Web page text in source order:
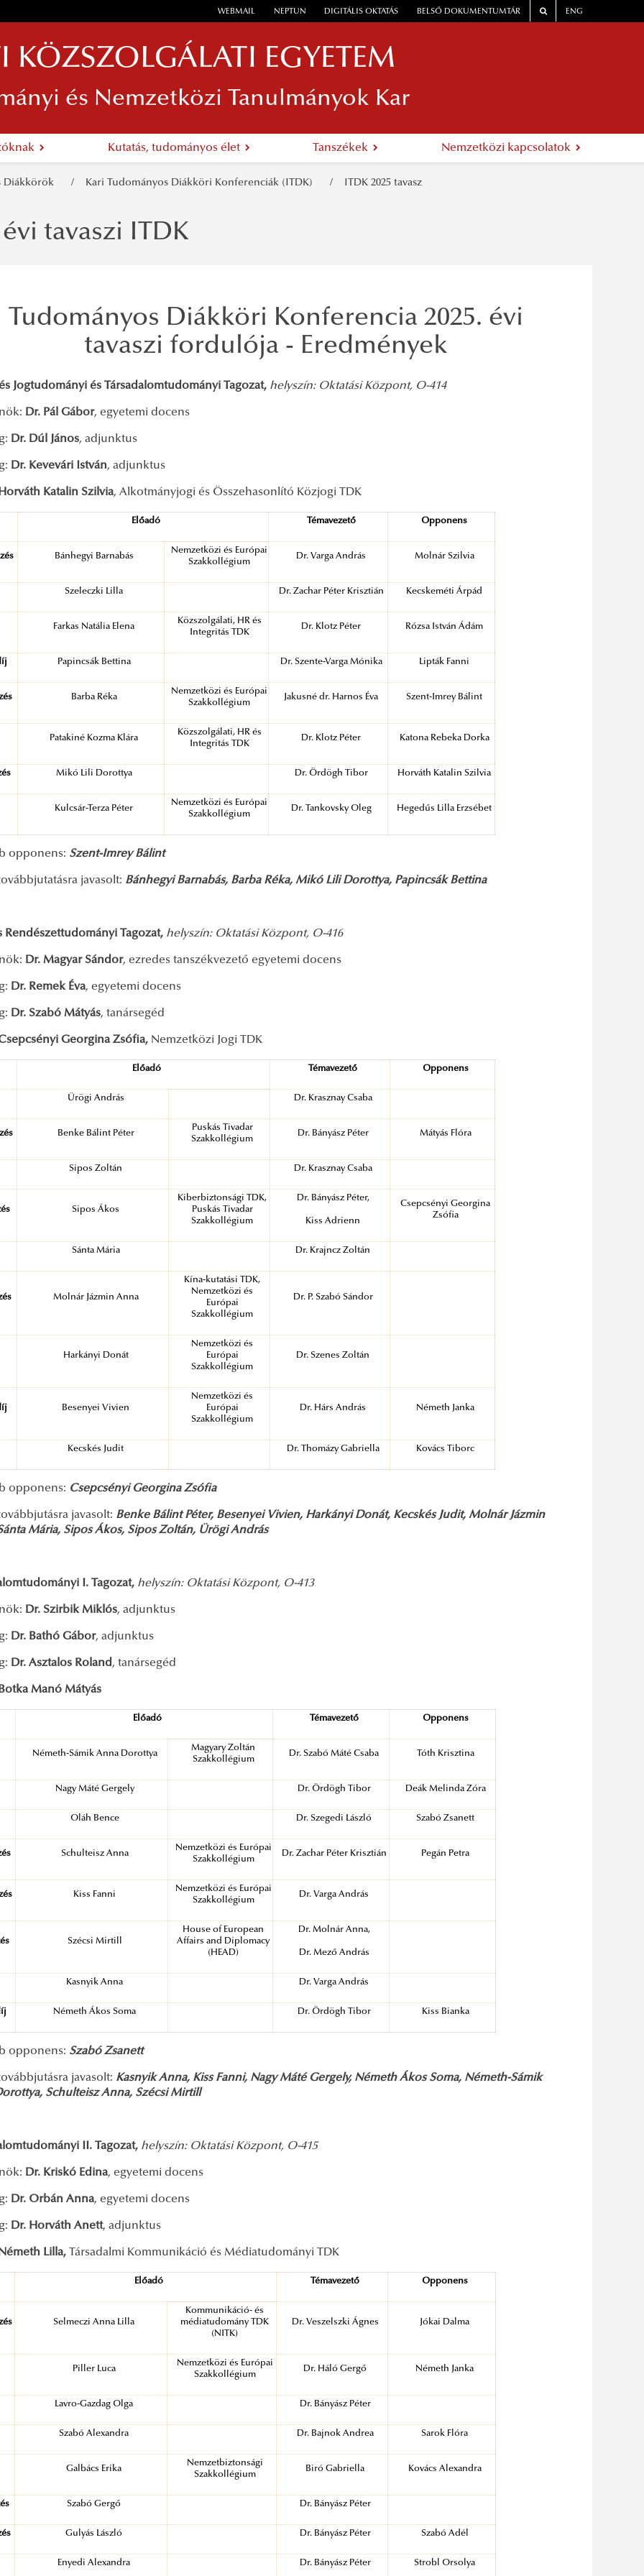
WEBMAIL NEPTUN DIGITÁLIS OKTATÁS BELSŐ DOKUMENTUMTÁR ENG
KÖZSZOLGÁLATI EGYETEM
és Nemzetközi Tanulmányok Kar
Kutatás, tudományos élet Tanszékek Nemzetközi kapcsolatok
Diákkörök Kari Tudományos Diákköri Konferenciák (ITDK) ITDK 2025 tavasz
évi tavaszi ITDK
Tudományos Diákköri Konferencia 2025. évi
tavaszi fordulója - Eredmények
Jogtudományi és Társadalomtudományi Tagozat, helyszín: Oktatási Központ, O-414
Dr. Pál Gábor, egyetemi docens
Dr. Dúl János, adjunktus
Dr. Kevevári István, adjunktus
Katalin Szilvia, Alkotmányjogi és Összehasonlító Közjogi TDK
Előadó Témavezető Opponens
Bánhegyi Barnabás
Nemzetközi és Európai
Szakkollégium
Dr. Varga András Molnár Szilvia
Szeleczki Lilla Dr. Zachar Péter Krisztián Kecskeméti Árpád
Farkas Natália Elena
Közszolgálati, HR és
Integritás TDK
Dr. Klotz Péter Rózsa István Ádám
Papincsák Bettina Dr. Szente-Varga Mónika Lipták Fanni
Barba Réka
Nemzetközi és Európai
Szakkollégium
Jakusné dr. Harnos Éva Szent-Imrey Bálint
Patakiné Kozma Klára
Közszolgálati, HR és
Integritás TDK
Dr. Klotz Péter Katona Rebeka Dorka
Mikó Lili Dorottya Dr. Ördögh Tibor Horváth Katalin Szilvia
Kulcsár-Terza Péter
Nemzetközi és Európai
Szakkollégium
Dr. Tankovsky Oleg Hegedűs Lilla Erzsébet
opponens: Szent-Imrey Bálint
javasolt: Bánhegyi Barnabás, Barba Réka, Mikó Lili Dorottya, Papincsák Bettina
Rendészettudományi Tagozat, helyszín: Oktatási Központ, O-416
Dr. Magyar Sándor, ezredes tanszékvezető egyetemi docens
Dr. Remek Éva, egyetemi docens
Dr. Szabó Mátyás, tanársegéd
Georgina Zsófia, Nemzetközi Jogi TDK
Előadó Témavezető Opponens
Ürögi András Dr. Krasznay Csaba
Benke Bálint Péter
Puskás Tivadar
Szakkollégium
Dr. Bányász Péter Mátyás Flóra
Sipos Zoltán Dr. Krasznay Csaba
Sipos Ákos
Kiberbiztonsági TDK,
Puskás Tivadar
Szakkollégium
Dr. Bányász Péter,
Kiss Adrienn
Csepcsényi Georgina
Zsófia
Sánta Mária Dr. Krajncz Zoltán
Molnár Jázmin Anna
Kína-kutatási TDK,
Nemzetközi és
Európai
Szakkollégium
Dr. P. Szabó Sándor
Harkányi Donát
Nemzetközi és
Európai
Szakkollégium
Dr. Szenes Zoltán
Besenyei Vivien
Nemzetközi és
Európai
Szakkollégium
Dr. Hárs András Németh Janka
Kecskés Judit Dr. Thomázy Gabriella Kovács Tiborc
opponens: Csepcsényi Georgina Zsófia
javasolt: Benke Bálint Péter, Besenyei Vivien, Harkányi Donát, Kecskés Judit, Molnár Jázmin
Mária, Sipos Ákos, Sipos Zoltán, Ürögi András
I. Tagozat, helyszín: Oktatási Központ, O-413
Dr. Szirbik Miklós, adjunktus
Dr. Bathó Gábor, adjunktus
Dr. Asztalos Roland, tanársegéd
Manó Mátyás
Előadó Témavezető Opponens
Németh-Sámik Anna Dorottya
Magyary Zoltán
Szakkollégium
Dr. Szabó Máté Csaba Tóth Krisztina
Nagy Máté Gergely Dr. Ördögh Tibor Deák Melinda Zóra
Oláh Bence Dr. Szegedi László Szabó Zsanett
Schulteisz Anna
Nemzetközi és Európai
Szakkollégium
Dr. Zachar Péter Krisztián Pegán Petra
Kiss Fanni
Nemzetközi és Európai
Szakkollégium
Dr. Varga András
Szécsi Mirtill
House of European
Affairs and Diplomacy
(HEAD)
Dr. Molnár Anna,
Dr. Mező András
Kasnyik Anna Dr. Varga András
Németh Ákos Soma Dr. Ördögh Tibor Kiss Bianka
opponens: Szabó Zsanett
javasolt: Kasnyik Anna, Kiss Fanni, Nagy Máté Gergely, Németh Ákos Soma, Németh-Sámik
Schulteisz Anna, Szécsi Mirtill
II. Tagozat, helyszín: Oktatási Központ, O-415
Dr. Kriskó Edina, egyetemi docens
Dr. Orbán Anna, egyetemi docens
Dr. Horváth Anett, adjunktus
Lilla, Társadalmi Kommunikáció és Médiatudományi TDK
Előadó Témavezető Opponens
Selmeczi Anna Lilla
Kommunikáció- és
médiatudomány TDK
(NITK)
Dr. Veszelszki Ágnes Jókai Dalma
Piller Luca
Nemzetközi és Európai
Szakkollégium
Dr. Háló Gergő Németh Janka
Lavro-Gazdag Olga Dr. Bányász Péter
Szabó Alexandra Dr. Bajnok Andrea Sarok Flóra
Galbács Erika
Nemzetbiztonsági
Szakkollégium
Biró Gabriella Kovács Alexandra
Szabó Gergő Dr. Bányász Péter
Gulyás László Dr. Bányász Péter Szabó Adél
Enyedi Alexandra Dr. Bányász Péter Strobl Orsolya